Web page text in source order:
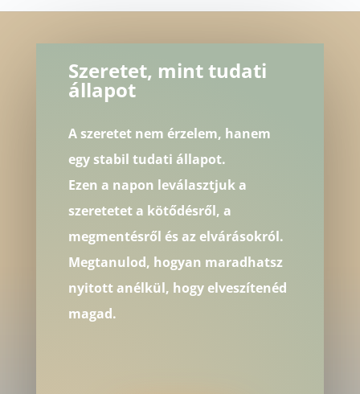
Szeretet, mint tudati
állapot
A szeretet nem érzelem, hanem
egy stabil tudati állapot.
Ezen a napon leválasztjuk a
szeretetet a kötődésről, a
megmentésről és az elvárásokról.
Megtanulod, hogyan maradhatsz
nyitott anélkül, hogy elveszítenéd
magad.